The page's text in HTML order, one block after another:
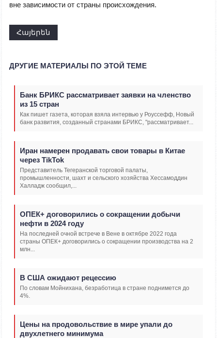
вне зависимости от страны происхождения.
Հայերեն
ДРУГИЕ МАТЕРИАЛЫ ПО ЭТОЙ ТЕМЕ
Банк БРИКС рассматривает заявки на членство
из 15 стран
Как пишет газета, которая взяла интервью у Роуссефф, Новый
банк развития, созданный странами БРИКС, "рассматривает...
Иран намерен продавать свои товары в Китае
через TikTok
Представитель Тегеранской торговой палаты,
промышленности, шахт и сельского хозяйства Хессамоддин
Халладж сообщил,...
ОПЕК+ договорились о сокращении добычи
нефти в 2024 году
На последней очной встрече в Вене в октябре 2022 года
страны ОПЕК+ договорились о сокращении производства на 2
млн...
В США ожидают рецессию
По словам Мойнихана, безработица в стране поднимется до
4%.
Цены на продовольствие в мире упали до
двухлетнего минимума